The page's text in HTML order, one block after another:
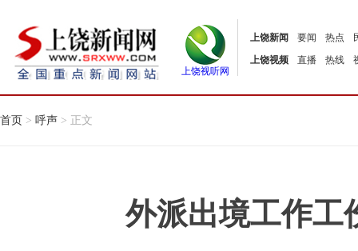
上饶视听网
上饶新闻 要闻 热点
上饶视频
直播 热线
首页 > 呼声 > 正文
外派出境工作工